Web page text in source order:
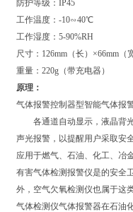
防护等级：IP45
工作温度：-10∽40℃
工作湿度：5-90%RH
尺寸：126mm（长）×66mm（
重量：220g（带充电器）
原理：
气体报警控制器型智能气体报
各通道自动显示，液晶背光
声光报警，以提醒用户采取安
应用于燃气、石油、化工、冶
有害气体检测报警仪是的安全
外，空气欠氧检测仪也属于这
气体检测仪气体报警器在石油